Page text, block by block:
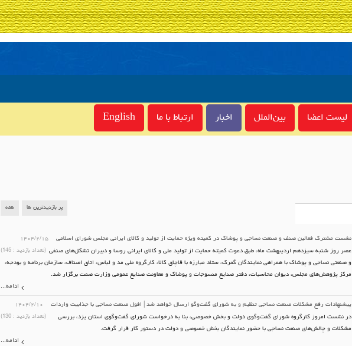
لیست اعضا بین‌الملل اخبار ارتباط با ما English
پر بازدیدترین ها همه
نشست مشترک فعالین صنف و صنعت نساجی و پوشاک در کمیته ویژه حمایت از تولید و کالای ایرانی مجلس شورای اسلامی
۱۴۰۴/۲/۱۵
(تعداد بازدید : 145
)
عصر روز شنبه سیزدهم اردیبهشت ماه، طبق دعوت کمیته حمایت از تولید ملی و کالای ایرانی روسا و دبیران تشکل‌های صنفی
و صنعتی نساجی و پوشاک با همراهی نمایندگان گمرک، ستاد مبارزه با قاچاق کالا، کارگروه ملی مد و لباس، اتاق اصناف، سازمان برنامه و بودجه،
مرکز پژوهش‌های مجلس، دیوان محاسبات، دفتر صنایع منسوجات و پوشاک و معاونت صنایع عمومی وزارت صمت برگزار شد.
ادامه...
پیشنهادات رفع مشکلات صنعت نساجی تنظیم و به شورای گفت‌وگو ارسال خواهد شد | افول صنعت نساجی با جذابیت واردات
۱۴۰۴/۲/۱۰
(تعداد بازدید : 130
)
در نشست امروز کارگروه شورای گفت‌وگوی دولت و بخش خصوصی، بنا به درخواست شورای گفت‌وگوی استان یزد، بررسی
مشکلات و چالش‌های صنعت نساجی با حضور نمایندگان بخش خصوصی و دولت در دستور کار قرار گرفت.
ادامه...